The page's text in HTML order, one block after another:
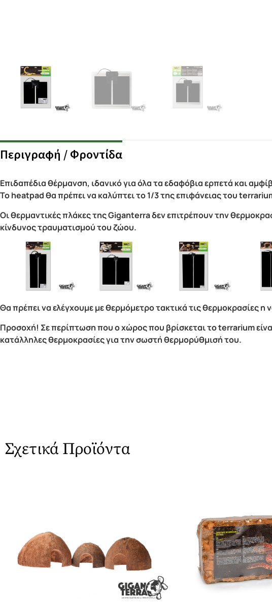
Περιγραφή / Φροντίδα
Επιδαπέδια θέρμανση, ιδανικό για όλα τα εδαφόβια ερπετά και
Το heatpad θα πρέπει να καλύπτει το 1/3 της επιφάνειας του
Οι θερμαντικές πλάκες της Giganterra δεν επιτρέπουν την
κίνδυνος τραυματισμού του ζώου.
Θα πρέπει να ελέγχουμε με θερμόμετρο τακτικά τις θερμοκρασίες
Προσοχή! Σε περίπτωση που ο χώρος που βρίσκεται το terrarium
κατάλληλες θερμοκρασίες για την σωστή θερμορύθμισή του.
Σχετικά Προϊόντα